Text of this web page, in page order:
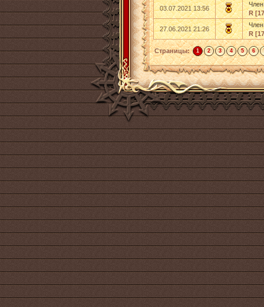
03.07.2021 13:56
R
27.06.2021 21:26
R
Страницы: 1 2 3 4 5 6